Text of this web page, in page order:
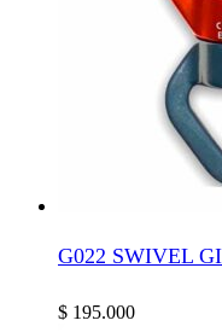
G022 SWIVEL
$ 195.000